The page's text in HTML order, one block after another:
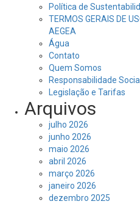
Política de
TERMOS GERAIS DE
AEGEA
Água
Contato
Quem Somos
Responsabilidade Social
Legislação e Tarifas
Arquivos
julho 2026
junho 2026
maio 2026
abril 2026
março 2026
janeiro 2026
dezembro 2025